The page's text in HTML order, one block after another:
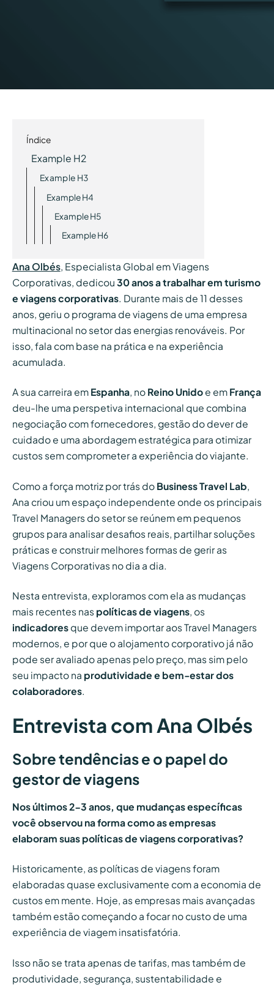
Índice
Example H2
Example H3
Example H4
Example H5
Example H6
Ana Olbés, Especialista Global em Viagens
Corporativas, dedicou 30 anos a trabalhar em turismo
e viagens corporativas. Durante mais de 11 desses
anos, geriu o programa de viagens de uma empresa
multinacional no setor das energias renováveis. Por
isso, fala com base na prática e na experiência
acumulada.
A sua carreira em Espanha, noReino Unidoe em França
deu-lhe uma perspetiva internacional que combina
negociação com fornecedores, gestão do dever de
cuidado e uma abordagem estratégica para otimizar
custos sem comprometer a experiência do viajante.
Como a força motriz por trás do Business Travel Lab
Ana criou um espaço independente onde os principais
Travel Managers do setor se reúnem em pequenos
grupos para analisar desafios reais, partilhar soluções
práticas e construir melhores formas de gerir as
Viagens Corporativas no dia a dia.
Nesta entrevista, exploramos com ela as mudanças
mais recentes nas políticas de viagens, os
indicadoresque devem importar aos Travel Managers
modernos, e por que o alojamento corporativo já não
pode ser avaliado apenas pelo preço, mas sim pelo
seu impacto na produtividade e bem-estar dos
colaboradores.
Entrevista com Ana Olbés
Sobre tendências e o papel do
gestor de viagens
Nos últimos 2-3 anos, que mudanças específicas
você observou na forma como as empresas
elaboram suas políticas de viagens corporativas?
Historicamente, as políticas de viagens foram
elaboradas quase exclusivamente com a economia de
custos em mente. Hoje, as empresas mais avançadas
também estão começando a focar no custo de uma
experiência de viagem insatisfatória.
Isso não se trata apenas de tarifas, mas também de
produtividade, segurança, sustentabilidade e